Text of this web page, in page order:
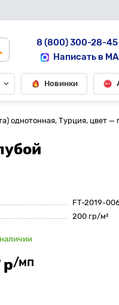
8 (800) 300-28-45
Написать в
Новинки
однотонная, Турция, цвет —
FT-2019-
200 гр/м²
р/мп